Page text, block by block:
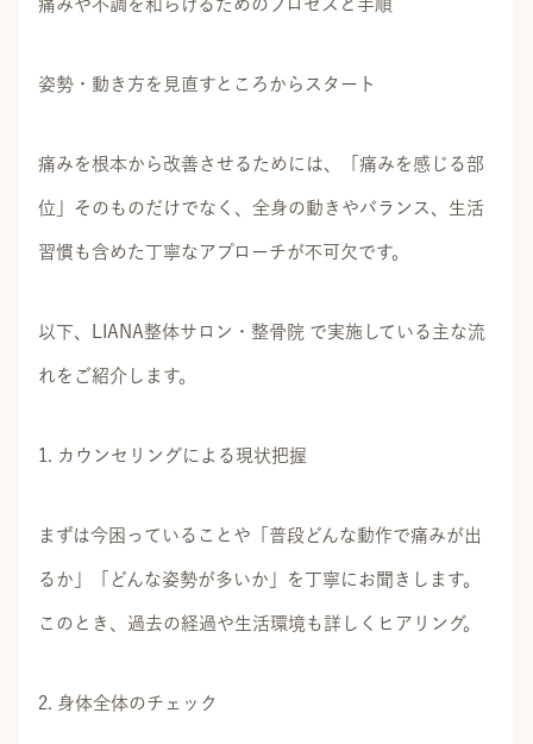
痛みや不調を和らげるためのプロセスと手順
姿勢・動き方を見直すところからスタート
痛みを根本から改善させるためには、「痛みを感じる部
位」そのものだけでなく、全身の動きやバランス、生活
習慣も含めた丁寧なアプローチが不可欠です。
以下、LIANA整体サロン・整骨院 で実施している主な流
れをご紹介します。
1. カウンセリングによる現状把握
まずは今困っていることや「普段どんな動作で痛みが出
るか」「どんな姿勢が多いか」を丁寧にお聞きします。
このとき、過去の経過や生活環境も詳しくヒアリング。
2. 身体全体のチェック